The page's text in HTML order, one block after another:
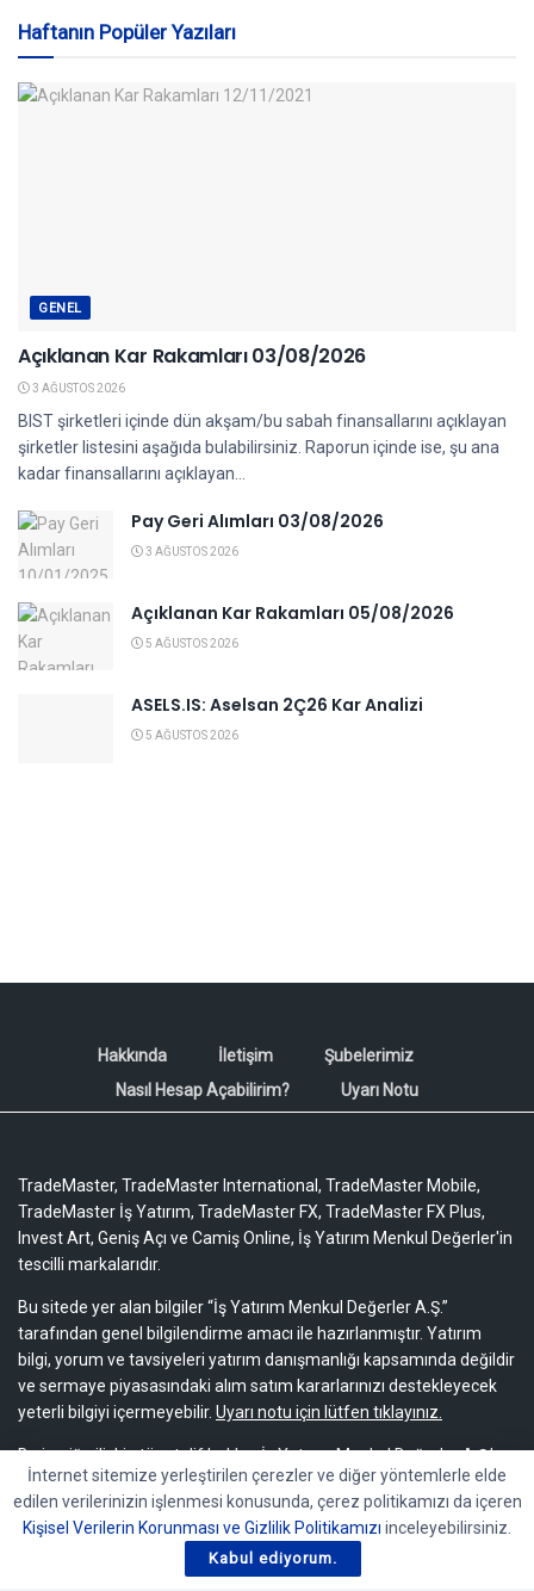
Haftanın Popüler Yazıları
GENEL
Açıklanan Kar Rakamları 03/08/2026
3 AĞUSTOS 2026
BIST şirketleri içinde dün akşam/bu sabah finansallarını açıklayan
şirketler listesini aşağıda bulabilirsiniz. Raporun içinde ise, şu ana
kadar finansallarını açıklayan...
Pay Geri Alımları 03/08/2026
3 AĞUSTOS 2026
Açıklanan Kar Rakamları 05/08/2026
5 AĞUSTOS 2026
ASELS.IS: Aselsan 2Ç26 Kar Analizi
5 AĞUSTOS 2026
Hakkında İletişim
Şubelerimiz
Nasıl Hesap Açabilirim?
Uyarı Notu
TradeMaster, TradeMaster International, TradeMaster Mobile,
TradeMaster İş Yatırım, TradeMaster FX, TradeMaster FX Plus,
Invest Art, Geniş Açı ve Camiş Online, İş Yatırım Menkul Değerler'in
tescilli markalarıdır.
Bu sitede yer alan bilgiler “İş Yatırım Menkul Değerler A.Ş.”
tarafından genel bilgilendirme amacı ile hazırlanmıştır. Yatırım
bilgi, yorum ve tavsiyeleri yatırım danışmanlığı kapsamında değildir
ve sermaye piyasasındaki alım satım kararlarınızı destekleyecek
yeterli bilgiyi içermeyebilir. Uyarı notu için lütfen tıklayınız.
Bu içeriğe ilişkin tüm telif hakları İş Yatırım Menkul Değerler A.Ş.’ye
aittir. Bu içerik, açık iznimiz olmaksızın başkaları tarafından
herhangi bir amaçla, kısmen veya tamamen çoğaltılamaz,
dağıtılamaz, yayımlanamaz veya değiştirilemez.
İnternet sitemize yerleştirilen çerezler ve diğer yöntemlerle elde
edilen verilerinizin işlenmesi konusunda, çerez politikamızı da içeren
Kişisel Verilerin Korunması ve Gizlilik Politikamızı inceleyebilirsiniz.
Kabul ediyorum.